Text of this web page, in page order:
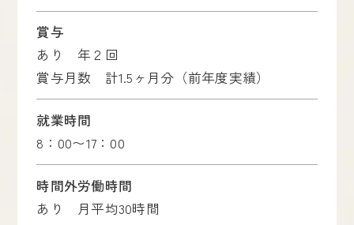
賞与
あり 年２回
賞与月数 計1.5ヶ月分（前年度実績）
就業時間
8：00〜17：00
時間外労働時間
あり 月平均30時間